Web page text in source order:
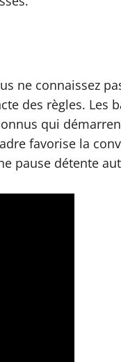
ne connaissez
des règles. Les
qui
favorise la
pause détente